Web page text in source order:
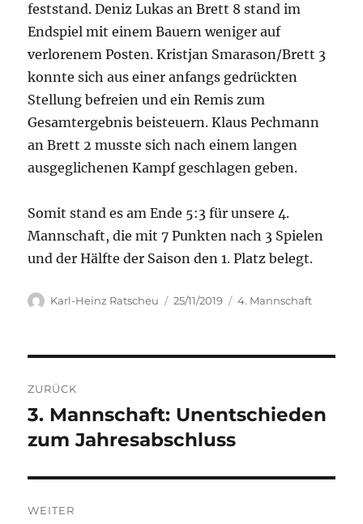
feststand. Deniz Lukas an Brett 8 stand im
Endspiel mit einem Bauern weniger auf
verlorenem Posten. Kristjan Smarason/Brett 3
konnte sich aus einer anfangs gedrückten
Stellung befreien und ein Remis zum
Gesamtergebnis beisteuern. Klaus Pechmann
an Brett 2 musste sich nach einem langen
ausgeglichenen Kampf geschlagen geben.
Somit stand es am Ende 5:3 für unsere 4.
Mannschaft, die mit 7 Punkten nach 3 Spielen
und der Hälfte der Saison den 1. Platz belegt.
Autor
Karl-Heinz Ratscheu
Veröffentlicht
25/11/2019 Kategorien
4. Mannschaft
ZURÜCK
Vorheriger
Beitrag:
3. Mannschaft: Unentschieden
zum Jahresabschluss
WEITER